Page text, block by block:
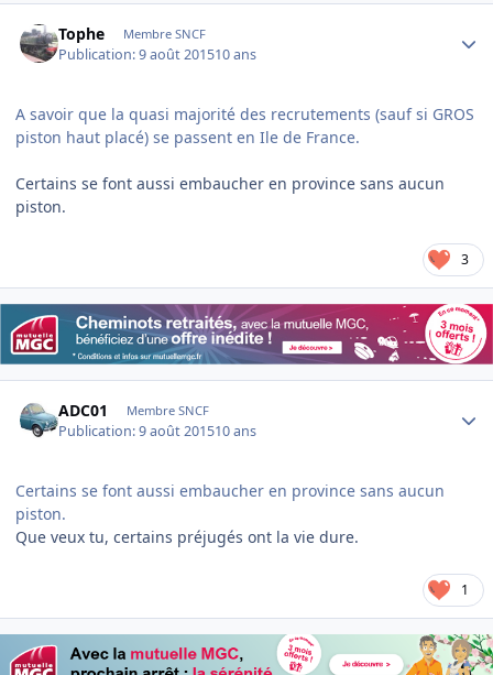
Tophe Membre SNCF
Publication:9 août 201510 ans
A savoir que la quasi majorité des recrutements (sauf si GROS
piston haut placé) se passent en Ile de France.
Certains se font aussi embaucher en province sans aucun
piston.
3
ADC01 Membre SNCF
Publication:9 août 201510 ans
Certains se font aussi embaucher en province sans aucun
piston.
Que veux tu, certains préjugés ont la vie dure.
1